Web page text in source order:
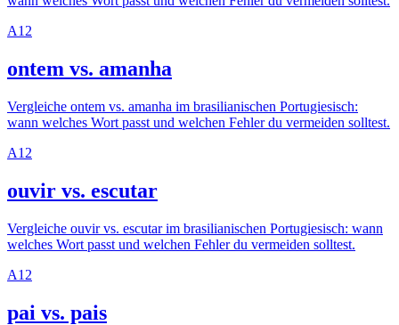
A1 2
ontem vs. amanha
Vergleiche ontem vs. amanha im brasilianischen Portugiesisch:
wann welches Wort passt und welchen Fehler du vermeiden solltest.
A1 2
ouvir vs. escutar
Vergleiche ouvir vs. escutar im brasilianischen Portugiesisch: wann
welches Wort passt und welchen Fehler du vermeiden solltest.
A1 2
pai vs. pais